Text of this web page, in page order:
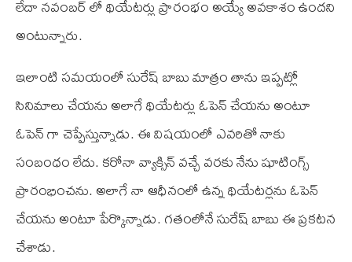
లేదా నవంబర్‌ లో థియేటర్లు ప్రారంభం అయ్యే అవకాశం ఉందని
అంటున్నారు.
ఇలాంటి సమయంలో సురేష్‌ బాబు మాత్రం తాను ఇప్పట్లో
సినిమాలు చేయను అలాగే థియేటర్లు ఓపెన్‌ చేయను అంటూ
ఓపెన్‌ గా చెప్పేస్తున్నాడు. ఈ విషయంలో ఎవరితో నాకు
సంబంధం లేదు. కరోనా వ్యాక్సిన్‌ వచ్చే వరకు నేను షూటింగ్స్‌
ప్రారంభించను. అలాగే నా ఆధీనంలో ఉన్న థియేటర్లను ఓపెన్‌
చేయను అంటూ పేర్కొన్నాడు. గతంలోనే సురేష్‌ బాబు ఈ ప్రకటన
చేశాడు.